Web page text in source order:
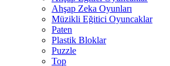
Ahşap Zeka Oyunları
Müzikli Eğitici Oyuncaklar
Paten
Plastik Bloklar
Puzzle
Top